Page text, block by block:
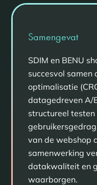
Samengevat
SDIM en BENU
succesvol samen
optimalisatie
datagedreven A/
structureel
van de webshop
samenwerking
datakwaliteit en
waarborgen.